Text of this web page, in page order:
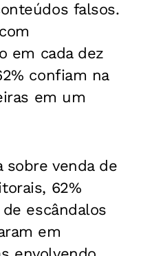
falsos.
em cada dez
confiam na
em um
sobre venda de
62%
escândalos
em